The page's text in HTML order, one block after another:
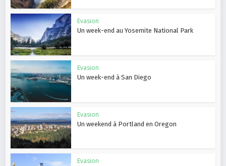
Evasion
Un week-end au Yosemite National Park
Evasion
Un week-end à San Diego
Evasion
Un weekend à Portland en Oregon
Evasion